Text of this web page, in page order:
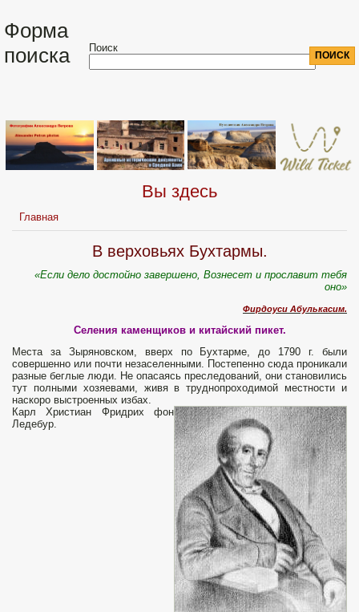
Форма
поиска
Поиск
Вы здесь
Главная
В верховьях Бухтармы.
«Если дело достойно завершено, Вознесет и прославит тебя
оно»
Фирдоуси Абулькасим.
Селения каменщиков и китайский пикет.
Места за Зыряновском, вверх по Бухтарме, до 1790 г. были
совершенно или почти незаселенными. Постепенно сюда проникали
разные беглые люди. Не опасаясь преследований, они становились
тут полными хозяевами, живя в труднопроходимой местности и
наскоро выстроенных избах.
Карл Христиан Фридрих фон
Ледебур.